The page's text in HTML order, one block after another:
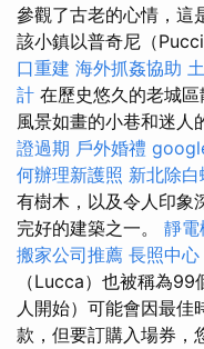
參觀了古老的心情，這
該小鎮以普奇尼（
口重建 海外抓姦協助
計 在歷史悠久的老城區
風景如畫的小巷和迷人
證過期 戶外婚禮
何辦理新護照 新北除白
有樹木，以及令人印象
完好的建築之一。 靜電
搬家公司推薦 長照中
（Lucca）也被稱為
人開始）可能會因最佳
款，但要訂購入場券，